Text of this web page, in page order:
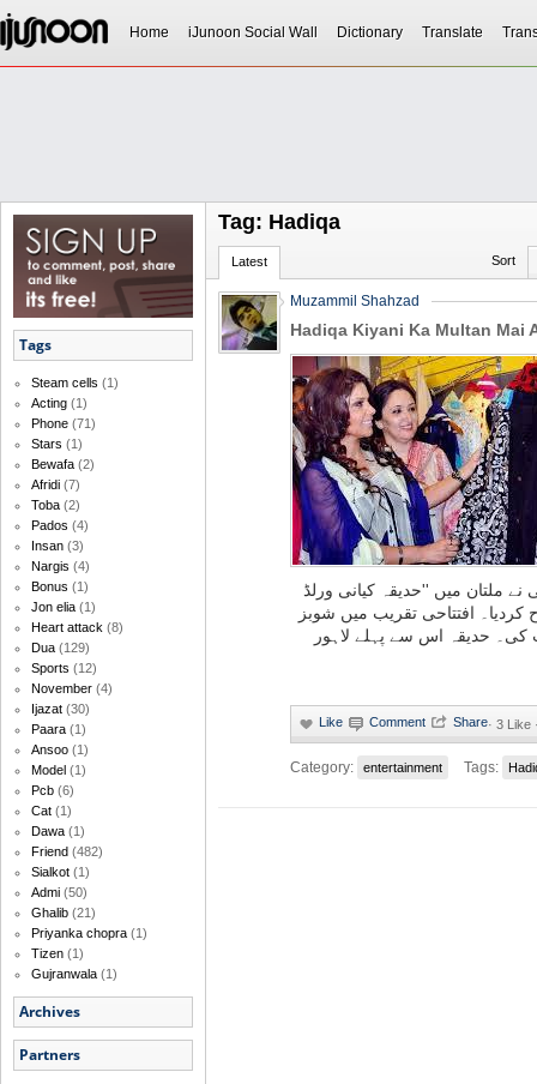
Home iJunoon Social Wall Dictionary Translate
Tags
Steam cells (1)
Acting (1)
Phone (71)
Stars (1)
Bewafa (2)
Afridi (7)
Toba (2)
Pados (4)
Insan (3)
Nargis (4)
Bonus (1)
Jon elia (1)
Heart attack (8)
Dua (129)
Sports (12)
November (4)
Ijazat (30)
Paara (1)
Ansoo (1)
Model (1)
Pcb (6)
Cat (1)
Dawa (1)
Friend (482)
Sialkot (1)
Admi (50)
Ghalib (21)
Priyanka chopra (1)
Tizen (1)
Gujranwala (1)
Archives
Partners
Tag: Hadiqa
Latest Sort
Muzammil Shahzad
Hadiqa Kiyani Ka Multan Mai
نے ملتان میں ''حدیقہ کیانی ورلڈ
کردیا۔ افتتاحی تقریب میں شوبز
حدیقہ اس سے پہلے لاہور
· 3 Like
Category: entertainment Tags: